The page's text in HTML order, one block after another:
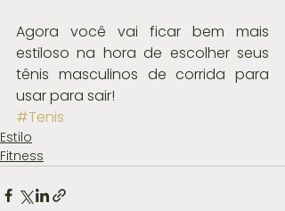
Agora você vai ficar bem mais
estiloso na hora de escolher seus
tênis masculinos de corrida para
usar para sair!
#Tenis
Estilo
Fitness